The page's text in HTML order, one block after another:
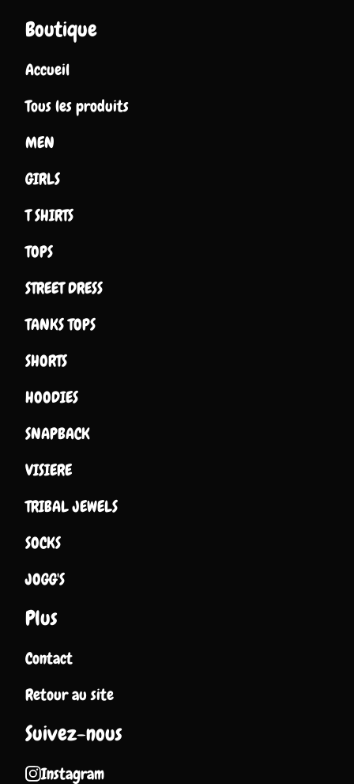
Boutique
Accueil
Tous les produits
MEN
GIRLS
T SHIRTS
TOPS
STREET DRESS
TANKS TOPS
SHORTS
HOODIES
SNAPBACK
VISIERE
TRIBAL JEWELS
SOCKS
JOGG'S
Plus
Contact
Retour au site
Suivez-nous
Instagram